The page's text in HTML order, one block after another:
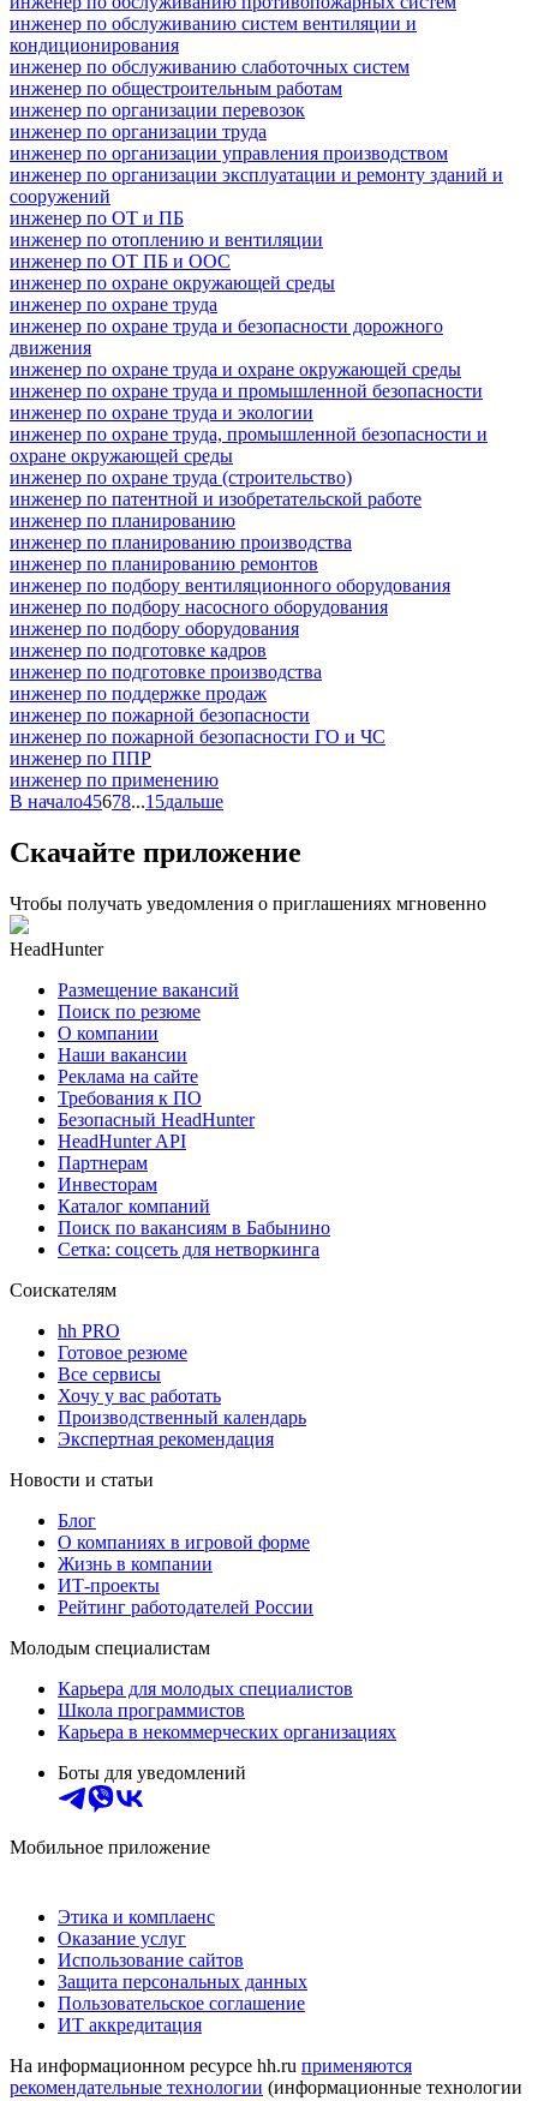
инженер по обслуживанию систем вентиляции и
кондиционирования
инженер по обслуживанию слаботочных систем
инженер по общестроительным работам
инженер по организации перевозок
инженер по организации труда
инженер по организации управления производством
инженер по организации эксплуатации и ремонту зданий и
сооружений
инженер по ОТ и ПБ
инженер по отоплению и вентиляции
инженер по ОТ ПБ и ООС
инженер по охране окружающей среды
инженер по охране труда
инженер по охране труда и безопасности дорожного
движения
инженер по охране труда и охране окружающей среды
инженер по охране труда и промышленной безопасности
инженер по охране труда и экологии
инженер по охране труда, промышленной безопасности и
охране окружающей среды
инженер по охране труда (строительство)
инженер по патентной и изобретательской работе
инженер по планированию
инженер по планированию производства
инженер по планированию ремонтов
инженер по подбору вентиляционного оборудования
инженер по подбору насосного оборудования
инженер по подбору оборудования
инженер по подготовке кадров
инженер по подготовке производства
инженер по поддержке продаж
инженер по пожарной безопасности
инженер по пожарной безопасности ГО и ЧС
инженер по ППР
инженер по применению
В начало45678...15дальше
Скачайте приложение
Чтобы получать уведомления о приглашениях мгновенно
HeadHunter
Размещение вакансий
Поиск по резюме
О компании
Наши вакансии
Реклама на сайте
Требования к ПО
Безопасный HeadHunter
HeadHunter API
Партнерам
Инвесторам
Каталог компаний
Поиск по вакансиям в Бабынино
Сетка: соцсеть для нетворкинга
Соискателям
hh PRO
Готовое резюме
Все сервисы
Хочу у вас работать
Производственный календарь
Экспертная рекомендация
Новости и статьи
Блог
О компаниях в игровой форме
Жизнь в компании
ИТ-проекты
Рейтинг работодателей России
Молодым специалистам
Карьера для молодых специалистов
Школа программистов
Карьера в некоммерческих организациях
Боты для уведомлений
Мобильное приложение
Этика и комплаенс
Оказание услуг
Использование сайтов
Защита персональных данных
Пользовательское соглашение
ИТ аккредитация
На информационном ресурсе hh.ru применяются
рекомендательные технологии (информационные технологии